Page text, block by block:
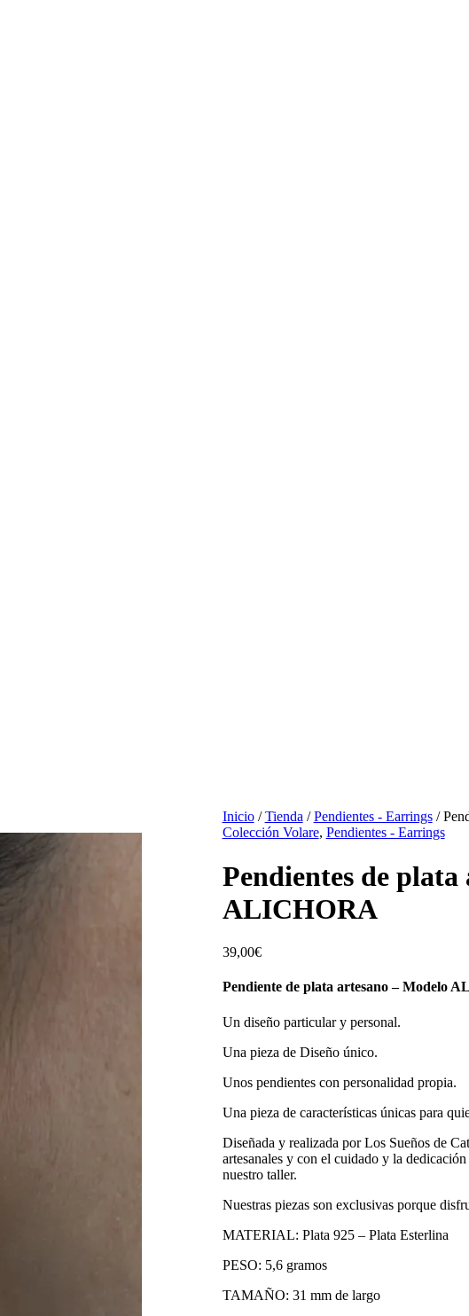
Inicio/Tienda /Pendientes - Earrings/
Colección Volare, Pendientes - Earrings
Pendientes de
ALICHORA
39,00€
Pendiente de plata artesano – Modelo
Un diseño particular y personal.
Una pieza de Diseño único.
Unos pendientes con personalidad propia.
Una pieza de características únicas para
Diseñada y realizada por Los Sueños de
artesanales y con el cuidado y la
nuestro taller.
Nuestras piezas son exclusivas porque
MATERIAL: Plata 925 – Plata Esterlina
PESO: 5,6 gramos
TAMAÑO: 31 mm de largo